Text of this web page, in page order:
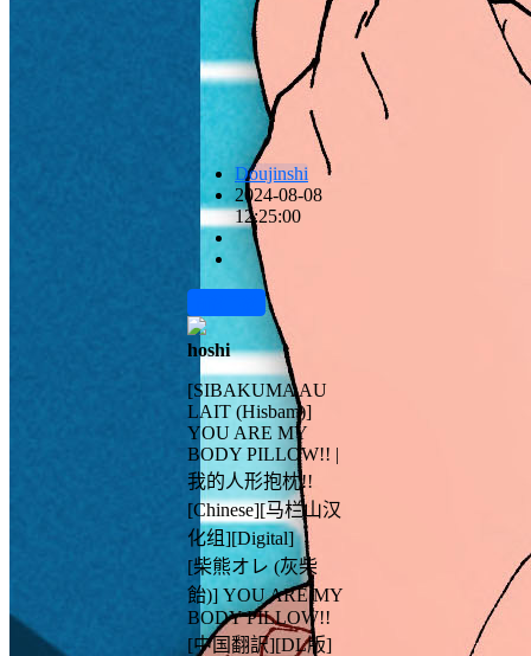
Doujinshi
2024-08-08
12:25:00
hoshi
[SIBAKUMA AU
LAIT (Hisbam)]
YOU ARE MY
BODY PILLOW!! |
我的人形抱枕!!
[Chinese][马栏山汉
化组][Digital]
[柴熊オレ (灰柴
飴)] YOU ARE MY
BODY PILLOW!!
[中国翻訳][DL版]